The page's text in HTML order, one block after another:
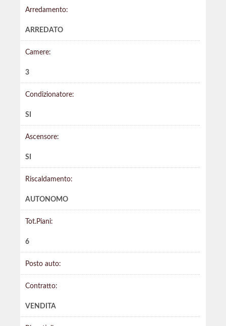
Arredamento:
ARREDATO
Camere:
3
Condizionatore:
SI
Ascensore:
SI
Riscaldamento:
AUTONOMO
Tot.Piani:
6
Posto auto:
Contratto:
VENDITA